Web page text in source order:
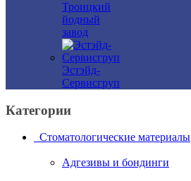
Троицкий
йодный
завод
Эстэйд-
Сервисгруп
Категории
Стоматологические материалы
Адгезивы и бондинги